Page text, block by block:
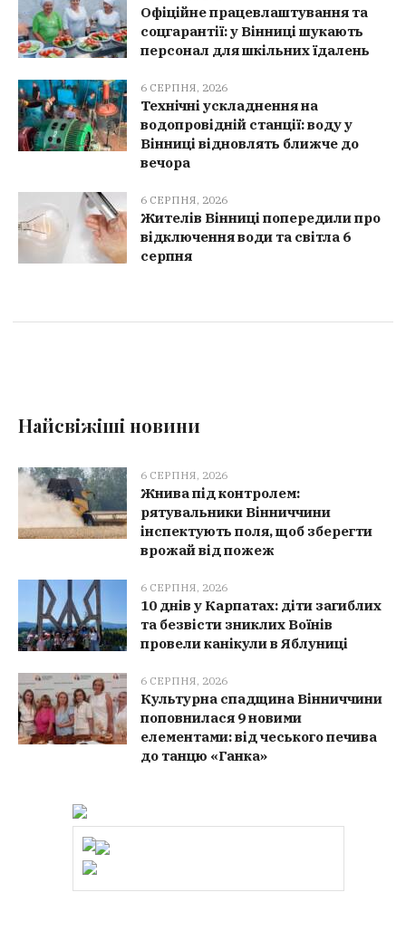
Офіційне працевлаштування та
соцгарантії: у Вінниці шукають
персонал для шкільних їдалень
6 СЕРПНЯ, 2026
Технічні ускладнення на
водопровідній станції: воду у
Вінниці відновлять ближче до
вечора
6 СЕРПНЯ, 2026
Жителів Вінниці попередили про
відключення води та світла 6
серпня
Найсвіжіші новини
6 СЕРПНЯ, 2026
Жнива під контролем:
рятувальники Вінниччини
інспектують поля, щоб зберегти
врожай від пожеж
6 СЕРПНЯ, 2026
10 днів у Карпатах: діти загиблих
та безвісти зниклих Воїнів
провели канікули в Яблуниці
6 СЕРПНЯ, 2026
Культурна спадщина Вінниччини
поповнилася 9 новими
елементами: від чеського печива
до танцю «Ганка»